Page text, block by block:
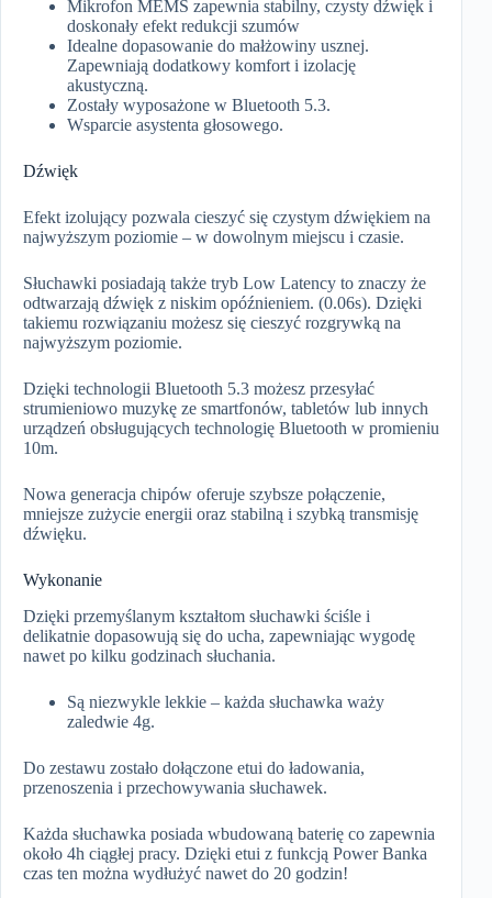
Mikrofon MEMS zapewnia stabilny, czysty dźwięk i
doskonały efekt redukcji szumów
Idealne dopasowanie do małżowiny usznej.
Zapewniają dodatkowy komfort i izolację
akustyczną.
Zostały wyposażone w Bluetooth 5.3.
Wsparcie asystenta głosowego.
Dźwięk
Efekt izolujący pozwala cieszyć się czystym dźwiękiem na
najwyższym poziomie – w dowolnym miejscu i czasie.
Słuchawki posiadają także tryb Low Latency to znaczy że
odtwarzają dźwięk z niskim opóźnieniem. (0.06s). Dzięki
takiemu rozwiązaniu możesz się cieszyć rozgrywką na
najwyższym poziomie.
Dzięki technologii Bluetooth 5.3 możesz przesyłać
strumieniowo muzykę ze smartfonów, tabletów lub innych
urządzeń obsługujących technologię Bluetooth w promieniu
10m.
Nowa generacja chipów oferuje szybsze połączenie,
mniejsze zużycie energii oraz stabilną i szybką transmisję
dźwięku.
Wykonanie
Dzięki przemyślanym kształtom słuchawki ściśle i
delikatnie dopasowują się do ucha, zapewniając wygodę
nawet po kilku godzinach słuchania.
Są niezwykle lekkie – każda słuchawka waży
zaledwie 4g.
Do zestawu zostało dołączone etui do ładowania,
przenoszenia i przechowywania słuchawek.
Każda słuchawka posiada wbudowaną baterię co zapewnia
około 4h ciągłej pracy. Dzięki etui z funkcją Power Banka
czas ten można wydłużyć nawet do 20 godzin!